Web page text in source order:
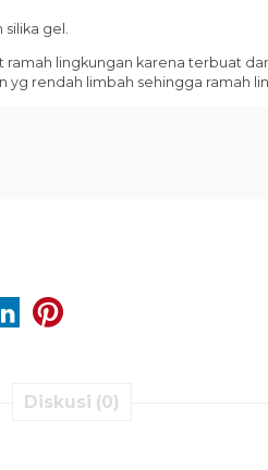
gel.
ramah lingkungan karena terbuat
rendah limbah sehingga ramah
Diskusi (0)